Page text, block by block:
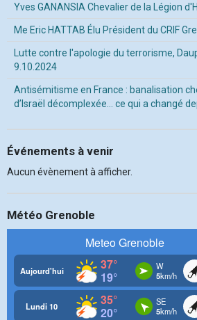
Yves GANANSIA Chevalier de la Légion
Me Eric HATTAB Élu Président du CRIF
Lutte contre l'apologie du terrorisme,
9.10.2024
Antisémitisme en France : banalisation
d’Israël décomplexée… ce qui a changé
Événements à venir
Aucun évènement à afficher.
Météo Grenoble